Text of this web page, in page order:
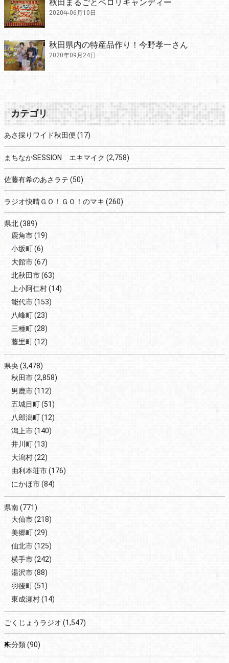
×
秋田まるごとペロリキャンディー
2020年06月10日
秋田県内の特産品作り！今野孝一さん
2020年09月24日
カテゴリ
あさ採りワイド秋田便 (17)
まちなかSESSION エキマイク (2,758)
佐藤有希のあさラテ (50)
ラジオ快晴ＧＯ！ＧＯ！のマキ (260)
県北(389)
鹿角市(19)
小坂町(6)
大館市(67)
北秋田市(63)
上小阿仁村(14)
能代市(153)
八峰町(23)
三種町(28)
藤里町(12)
県央(3,478)
秋田市(2,858)
男鹿市(112)
五城目町(51)
八郎潟町(12)
潟上市(140)
井川町(13)
大潟村(22)
由利本荘市(176)
にかほ市(84)
県南(771)
大仙市(218)
美郷町(29)
仙北市(125)
横手市(242)
湯沢市(88)
羽後町(51)
東成瀬村(14)
ごくじょうラジオ (1,547)
未分類(90)